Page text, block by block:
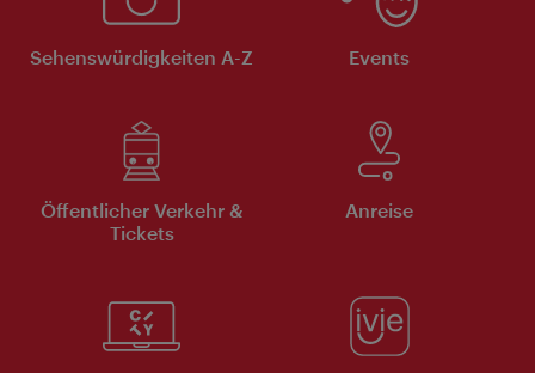
Sehenswürdigkeiten A-Z Events
Öffentlicher Verkehr &
Tickets
Anreise